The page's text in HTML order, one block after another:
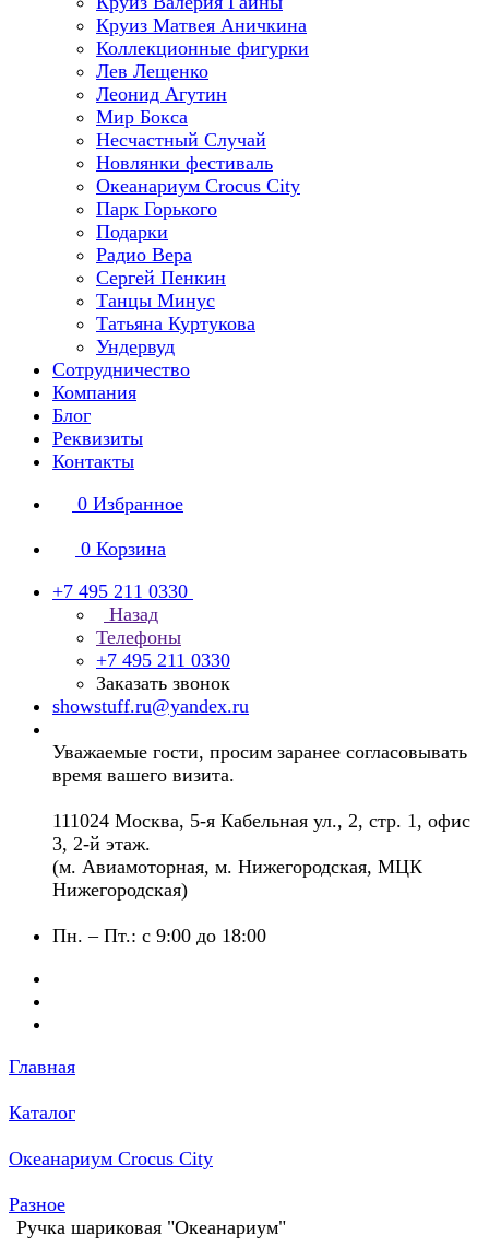
Круиз Матвея Аничкина
Коллекционные фигурки
Лев Лещенко
Леонид Агутин
Мир Бокса
Несчастный Случай
Новлянки фестиваль
Океанариум Crocus City
Парк Горького
Подарки
Радио Вера
Сергей Пенкин
Танцы Минус
Татьяна Куртукова
Ундервуд
Сотрудничество
Компания
Блог
Реквизиты
Контакты
0 Избранное
0 Корзина
+7 495 211 0330
Назад
Телефоны
+7 495 211 0330
Заказать звонок
showstuff.ru@yandex.ru
Уважаемые гости, просим заранее согласовывать
время вашего визита.
111024 Москва, 5-я Кабельная ул., 2, стр. 1, офис
3, 2-й этаж.
(м. Авиамоторная, м. Нижегородская, МЦК
Нижегородская)
Пн. – Пт.: с 9:00 до 18:00
Главная
Каталог
Океанариум Crocus City
Разное
Ручка шариковая "Океанариум"